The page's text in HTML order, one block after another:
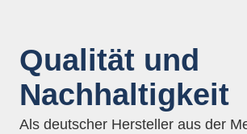
Qualität und
Nachhaltigkeit
Als deutscher Hersteller aus der